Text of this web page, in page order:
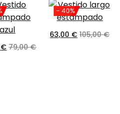
€ 79,00€
- 40%
63,00 € 105,00€